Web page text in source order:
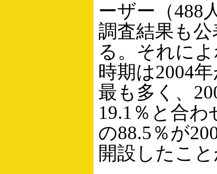
ーザー（488
調査結果も
る。それに
時期は2004
最も多く、
19.1％と合
の88.5％が
開設したこ